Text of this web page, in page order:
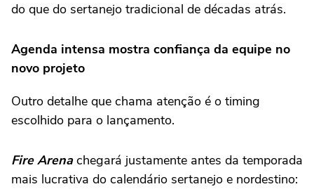
do que do sertanejo tradicional de décadas atrás.
Agenda intensa mostra confiança da equipe no
novo projeto
Outro detalhe que chama atenção é o timing
escolhido para o lançamento.
Fire Arenachegará justamente antes da temporada
mais lucrativa do calendário sertanejo e nordestino: